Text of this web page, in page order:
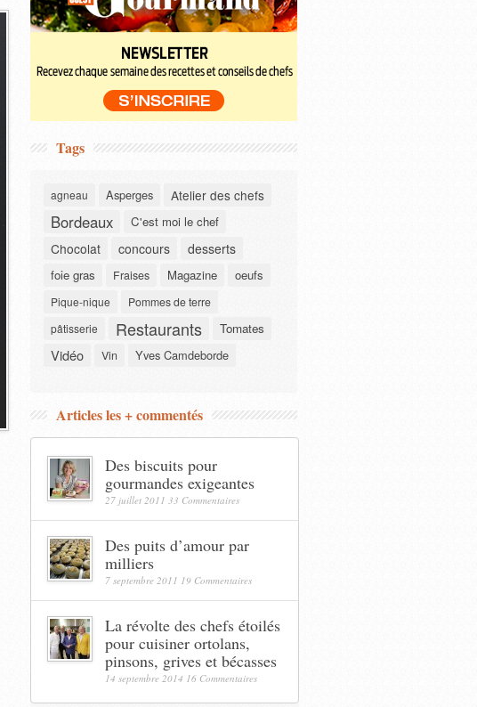
Tags
agneau Asperges Atelier des chefs
Bordeaux C'est moi le chef
Chocolat concours desserts
foie gras Fraises Magazine oeufs
Pique-nique
Pommes de terre
pâtisserie
Restaurants Tomates
Vidéo Vin Yves Camdeborde
Articles les + commentés
Des biscuits pour
gourmandes exigeantes
27 juillet 2011 33 Commentaires
Des puits d’amour par
milliers
7 septembre 2011 19 Commentaires
La révolte des chefs étoilés
pour cuisiner ortolans,
pinsons, grives et bécasses
14 septembre 2014 16 Commentaires